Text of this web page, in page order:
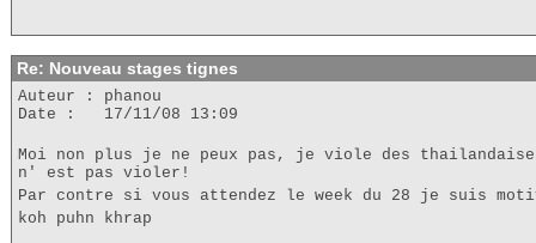
Re: Nouveau stages tignes
Auteur : phanou
Date : 17/11/08 13:09
Moi non plus je ne peux pas, je viole des
n' est pas violer!
Par contre si vous attendez le week du 28 je suis
koh puhn khrap